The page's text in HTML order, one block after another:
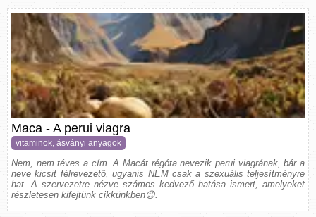
Maca - A perui viagra
vitaminok, ásványi anyagok
Nem, nem téves a cím. A Macát régóta nevezik perui viagrának, bár a
neve kicsit félrevezető, ugyanis NEM csak a szexuális teljesítményre
hat. A szervezetre nézve számos kedvező hatása ismert, amelyeket
részletesen kifejtünk cikkünkben😉.